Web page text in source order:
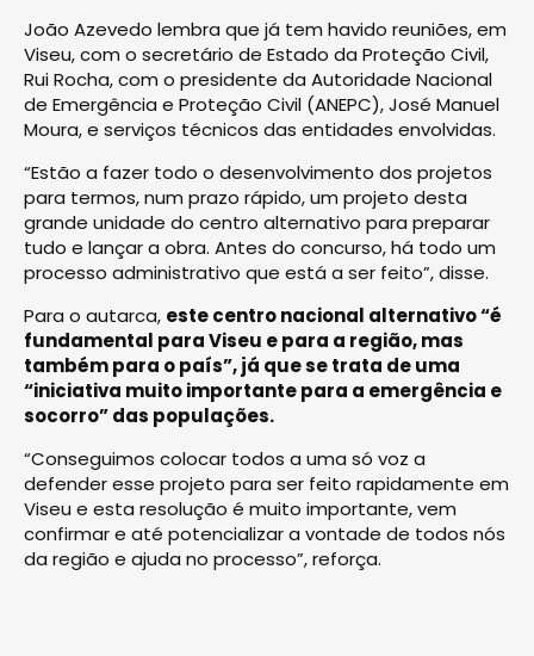
João Azevedo lembra que já tem havido reuniões, em
Viseu, com o secretário de Estado da Proteção Civil,
Rui Rocha, com o presidente da Autoridade Nacional
de Emergência e Proteção Civil (ANEPC), José Manuel
Moura, e serviços técnicos das entidades envolvidas.
“Estão a fazer todo o desenvolvimento dos projetos
para termos, num prazo rápido, um projeto desta
grande unidade do centro alternativo para preparar
tudo e lançar a obra. Antes do concurso, há todo um
processo administrativo que está a ser feito”, disse.
Para o autarca, este centro nacional alternativo “é
fundamental para Viseu e para a região, mas
também para o país”, já que se trata de uma
“iniciativa muito importante para a emergência e
socorro” das populações.
“Conseguimos colocar todos a uma só voz a
defender esse projeto para ser feito rapidamente em
Viseu e esta resolução é muito importante, vem
confirmar e até potencializar a vontade de todos nós
da região e ajuda no processo”, reforça.